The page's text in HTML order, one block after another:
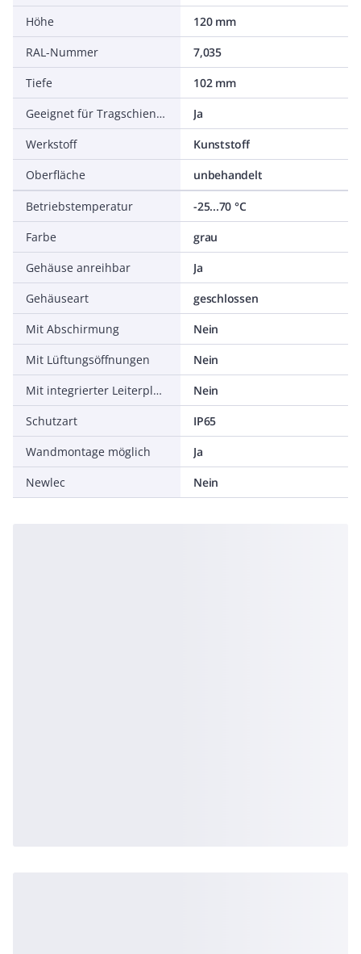
Höhe
120 mm
RAL-Nummer
7,035
Tiefe
102 mm
Geeignet für Tragschienenmontage
Ja
Werkstoff
Kunststoff
Oberfläche
unbehandelt
Betriebstemperatur
-25...70 °C
Farbe
grau
Gehäuse anreihbar
Ja
Gehäuseart
geschlossen
Mit Abschirmung
Nein
Mit Lüftungsöffnungen
Nein
Mit integrierter Leiterplattenanschlusstechnik
Nein
Schutzart
IP65
Wandmontage möglich
Ja
Newlec
Nein